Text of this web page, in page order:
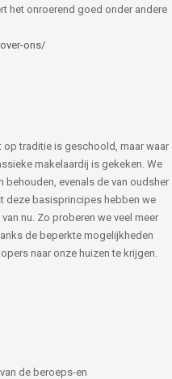
het onroerend goed onder andere
ons/
op traditie is geschoold, maar waar
makelaardij is gekeken. We
behouden, evenals de van oudsher
deze basisprincipes hebben we
nu. Zo proberen we veel meer
de beperkte mogelijkheden
naar onze huizen te krijgen.
de beroeps-en